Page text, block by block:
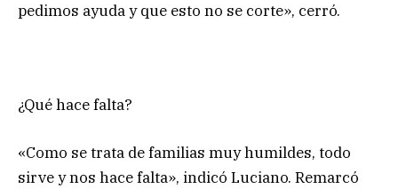
pedimos ayuda y que esto no se corte», cerró.
¿Qué hace falta?
«Como se trata de familias muy humildes, todo
sirve y nos hace falta», indicó Luciano. Remarcó